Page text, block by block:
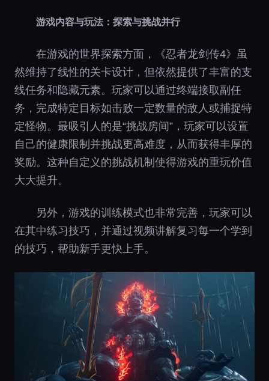
游戏内容与玩法：探索与挑战并行
在游戏的世界探索方面，《忍者龙剑传4》虽
然维持了线性的关卡设计，但依然提供了丰富的支
线任务和隐藏元素。玩家可以通过终端接取副任
务，完成特定目标如击败一定数量的敌人或捕捉特
定怪物。最吸引人的是“挑战房间”，玩家可以设置
自己的健康限制并挑战更高难度，从而获得丰厚的
奖励。这种自定义的挑战机制使得游戏的重玩价值
大大提升。
另外，游戏的训练模式也非常完善，玩家可以
在其中练习技巧，并通过视频讲解复习每一个学到
的技巧，帮助新手更快上手。